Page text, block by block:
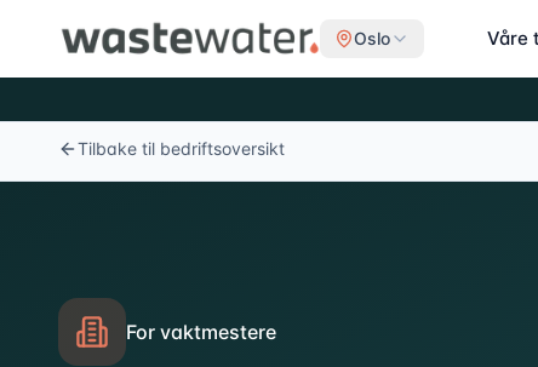
Oslo Våre
Tilbake til bedriftsoversikt
For vaktmestere